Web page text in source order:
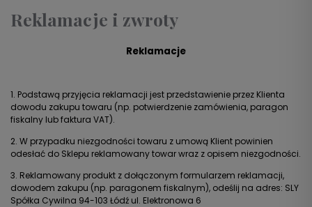
Reklamacje i zwroty
Reklamacje
1. Podstawą przyjęcia reklamacji jest przedstawienie przez Klienta
dowodu zakupu towaru (np. potwierdzenie zamówienia, paragon
fiskalny lub faktura VAT).
2. W przypadku niezgodności towaru z umową Klient powinien
odesłać do Sklepu reklamowany towar wraz z opisem niezgodności.
3. Reklamowany produkt z dołączonym formularzem reklamacji,
dowodem zakupu (np. paragonem fiskalnym), odeślij na adres: SLY
Spółka Cywilna 94-103 Łódź ul. Elektronowa 6